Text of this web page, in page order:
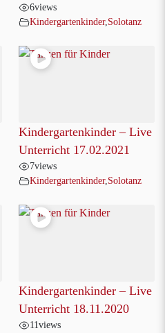
6views
Kindergartenkinder,Solotanz
Kindergartenkinder – Live
Unterricht 17.02.2021
7views
Kindergartenkinder, Solotanz
Kindergartenkinder – Live
Unterricht 18.11.2020
11views